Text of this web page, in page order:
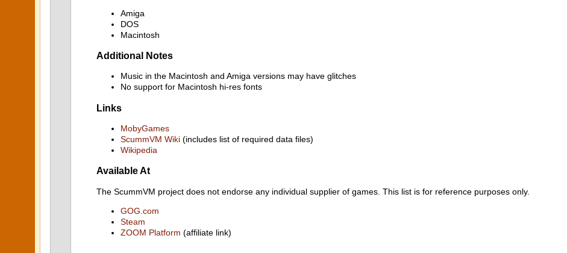
Amiga
DOS
Macintosh
Additional Notes
Music in the Macintosh and Amiga versions may have glitches
No support for Macintosh hi-res fonts
Links
MobyGames
ScummVM Wiki (includes list of required data files)
Wikipedia
Available At
The ScummVM project does not endorse any individual supplier of games. This list is for reference purposes only.
GOG.com
Steam
ZOOM Platform (affiliate link)